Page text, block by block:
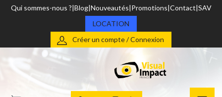
Qui sommes-nous ? Blog Nouveautés Promotions Contact SAV
LOCATION
Créer un compte / Connexion